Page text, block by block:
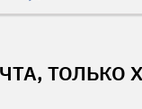
ТОЛЬКО